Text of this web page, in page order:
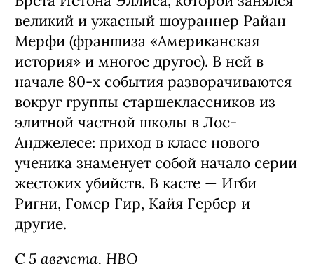
великий и ужасный шоураннер Райан
Мерфи (франшиза «Американская
история» и многое другое). В ней в
начале 80-х события разворачиваются
вокруг группы старшеклассников из
элитной частной школы в Лос-
Анджелесе: приход в класс нового
ученика знаменует собой начало серии
жестоких убийств. В касте — Игби
Ригни, Гомер Гир, Кайя Гербер и
другие.
С 5 августа, HBO